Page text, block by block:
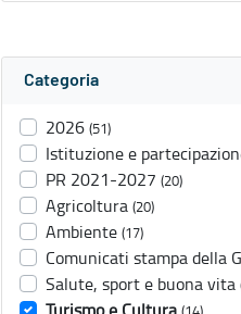
Categoria
2026 (51)
Istituzione e
PR 2021-2027 (20)
Agricoltura (20)
Ambiente (17)
Comunicati stampa della
Salute, sport e buona vita